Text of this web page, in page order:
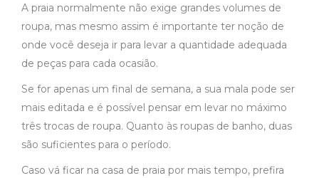
A praia normalmente não exige grandes volumes de
roupa, mas mesmo assim é importante ter noção de
onde você deseja ir para levar a quantidade adequada
de peças para cada ocasião.
Se for apenas um final de semana, a sua mala pode ser
mais editada e é possível pensar em levar no máximo
três trocas de roupa. Quanto às roupas de banho, duas
são suficientes para o período.
Caso vá ficar na casa de praia por mais tempo, prefira